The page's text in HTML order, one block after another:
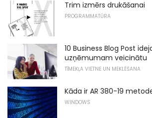
Trim izmērs drukāšanai
PROGRAMMATŪRA
10 Business Blog Post
uzņēmumam veicinātu
TĪMEKĻA VIETNE UN MEKLĒŠANA
Kāda ir AR 380-19
WINDOWS